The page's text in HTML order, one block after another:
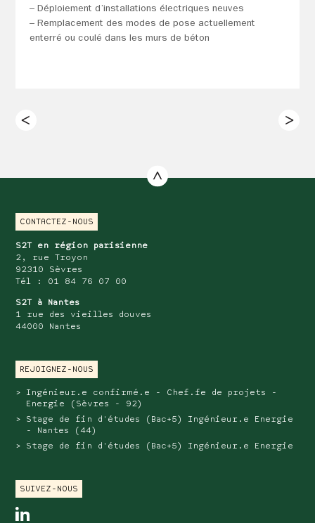
– Déploiement d’installations électriques neuves
– Remplacement des modes de pose actuellement
enterré ou coulé dans les murs de béton
CONTACTEZ-NOUS
S2T en région parisienne
2, rue Troyon
92310 Sèvres
Tél : 01 84 76 07 00
S2T à Nantes
1 rue des vieilles douves
44000 Nantes
REJOIGNEZ-NOUS
Ingénieur.e confirmé.e - Chef.fe de projets -
Energie (Sèvres - 92)
Stage de fin d'études (Bac+5) Ingénieur.e Energie
- Nantes (44)
Stage de fin d'études (Bac+5) Ingénieur.e Energie
SUIVEZ-NOUS
linkedin